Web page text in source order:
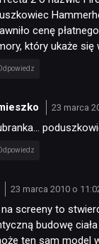
cenę
który ukaże się
23 marca
23 marca 2010 o
screeny to
budowę
ten sam model